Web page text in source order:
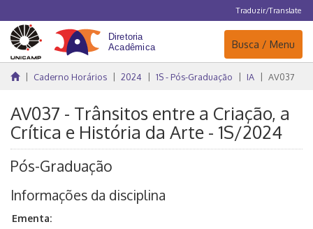
Traduzir/Translate
Navegação
Busca / Menu
Caderno Horários 2024 1S - Pós-Graduação IA AV037
AV037 - Trânsitos entre a Criação, a
Crítica e História da Arte - 1S/2024
Pós-Graduação
Informações da disciplina
Ementa: